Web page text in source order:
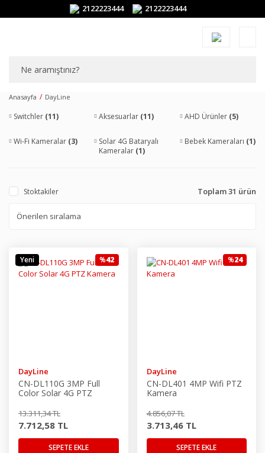
2122223444 2122223444
Anasayfa DayLine
Switchler (11) Aksesuarlar (11) AHD Ürünler (5)
Wi-Fi Kameralar (3)
Solar 4G Bataryalı
Kameralar (1)
Bebek Kameraları (1)
Stoktakiler Toplam 31 ürün
Yeni
DayLine
CN-DL110G 3MP Full
Color Solar 4G PTZ
%42
13.311,34 TL
7.712,58 TL
SEPETE EKLE
DayLine
CN-DL401 4MP Wifi PTZ
Kamera
%24
4.856,07 TL
3.713,46 TL
SEPETE EKLE